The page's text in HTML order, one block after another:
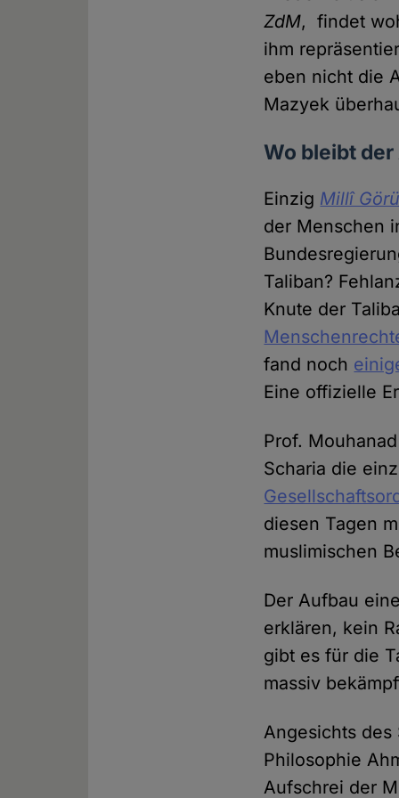
ZdM, findet
ihm
eben nicht die
Mazyek
Wo bleibt
Einzig Millî
der Menschen
Taliban?
Knute der
fand noch
Eine offizielle
Prof.
Scharia die
diesen Tagen
muslimischen
Der Aufbau
erklären, kein
gibt es für die
massiv
Angesichts des
Philosophie
Aufschrei der